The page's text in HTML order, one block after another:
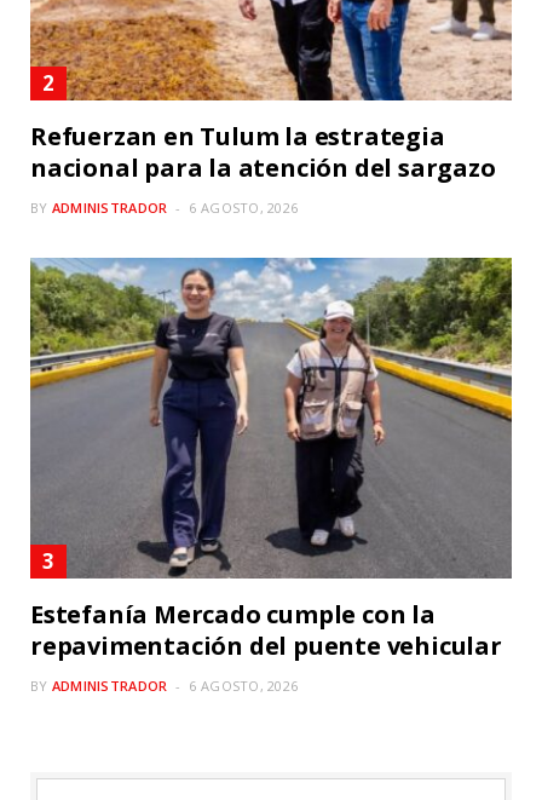
Refuerzan en Tulum la estrategia
nacional para la atención del sargazo
BY ADMINISTRADOR 6 AGOSTO, 2026
Estefanía Mercado cumple con la
repavimentación del puente vehicular
BY ADMINISTRADOR 6 AGOSTO, 2026